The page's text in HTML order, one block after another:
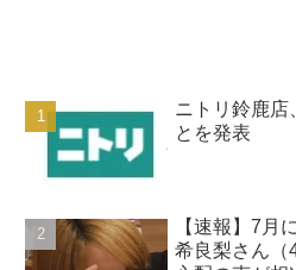
ニトリ鈴鹿店
とを発表
【速報】7月
希良梨さん（